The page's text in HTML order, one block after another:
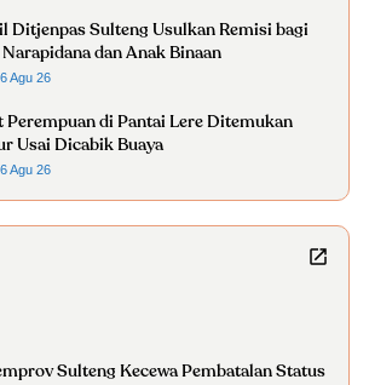
Ditjenpas Sulteng Usulkan Remisi bagi
dan Anak Binaan
Agu 26
Perempuan di Pantai Lere Ditemukan
Usai Dicabik Buaya
Agu 26
Sulteng Kecewa Pembatalan Status